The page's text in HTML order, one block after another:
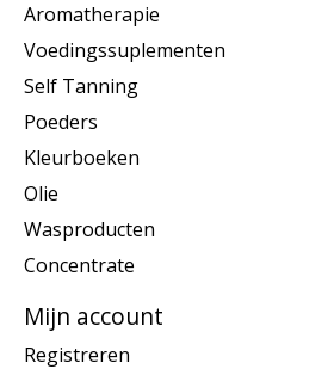
Aromatherapie
Voedingssuplementen
Self Tanning
Poeders
Kleurboeken
Olie
Wasproducten
Concentrate
Mijn account
Registreren